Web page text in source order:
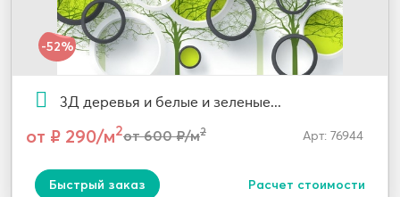
-52%
3Д деревья и белые и зеленые...
от ₽ 290/м2от 600 ₽/м2 Арт: 76944
Быстрый заказ Расчет стоимости